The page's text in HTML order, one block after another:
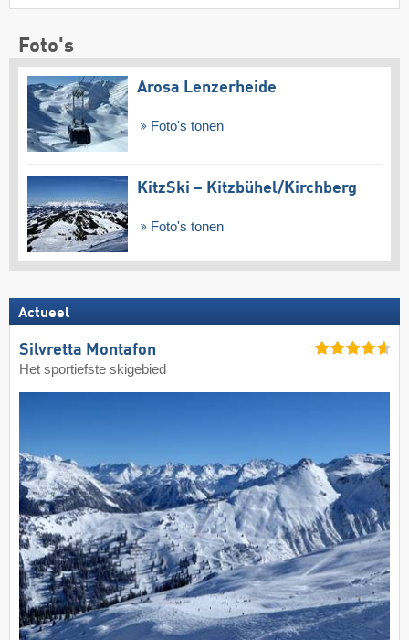
Foto's
Arosa Lenzerheide
Foto's tonen
KitzSki – Kitzbühel/​Kirchberg
Foto's tonen
Actueel
Silvretta Montafon
Het sportiefste skigebied